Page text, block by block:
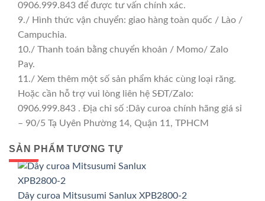
0906.999.843 để được tư vấn chính xác.
9./ Hình thức vận chuyển: giao hàng toàn quốc / Lào /
Campuchia.
10./ Thanh toán bằng chuyển khoản / Momo/ Zalo
Pay.
11./ Xem thêm một số sản phẩm khác cùng loại răng.
Hoặc cần hỗ trợ vui lòng liên hệ SĐT/Zalo:
0906.999.843 . Địa chỉ số :Dây curoa chính hãng giá sỉ
– 90/5 Tạ Uyên Phường 14, Quận 11, TPHCM
SẢN PHẨM TƯƠNG TỰ
GIÁ TỐT
GIÁ SỈ
Dây curoa Mitsusumi Sanlux XPB2800-2